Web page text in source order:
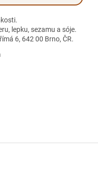
lepku, sezamu a sóje.
6, 642 00 Brno, ČR.